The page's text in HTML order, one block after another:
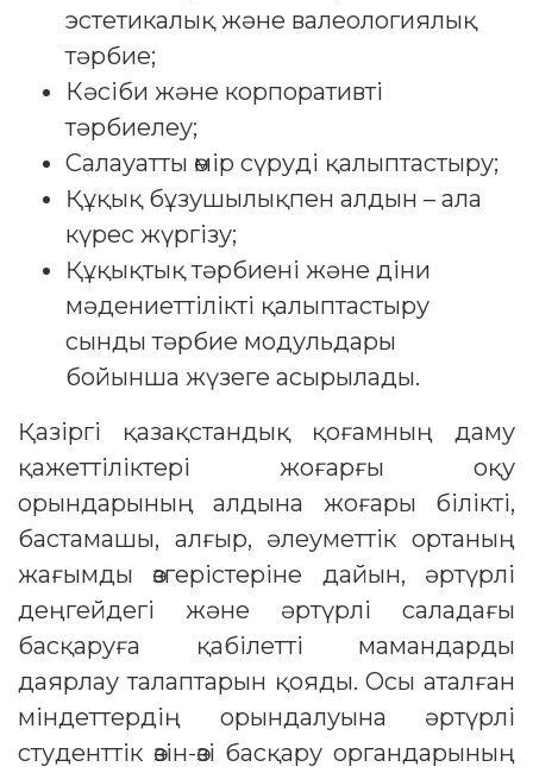
эстетикалық және валеологиялық
тәрбие;
Кәсіби және корпоративті
тәрбиелеу;
Салауатты өмір сүруді қалыптастыру;
Құқық бұзушылықпен алдын – ала
күрес жүргізу;
Құқықтық тәрбиені және діни
мәдениеттілікті қалыптастыру
сынды тәрбие модульдары
бойынша жүзеге асырылады.
Қазіргі қазақстандық қоғамның даму
қажеттіліктері жоғарғы оқу
орындарының алдына жоғары білікті,
бастамашы, алғыр, әлеуметтік ортаның
жағымды өзгерістеріне дайын, әртүрлі
деңгейдегі және әртүрлі саладағы
басқаруға қабілетті мамандарды
даярлау талаптарын қояды. Осы аталған
міндеттердің орындалуына әртүрлі
студенттік өзін-өзі басқару органдарының